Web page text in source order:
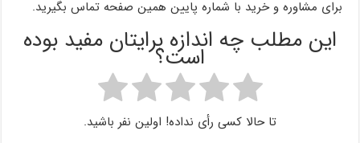
برای مشاوره و خرید با شماره پایین همین صفحه تماس بگیرید.
این مطلب چه اندازه برایتان مفید بوده
است؟
تا حالا کسی رأی نداده! اولین نفر باشید.